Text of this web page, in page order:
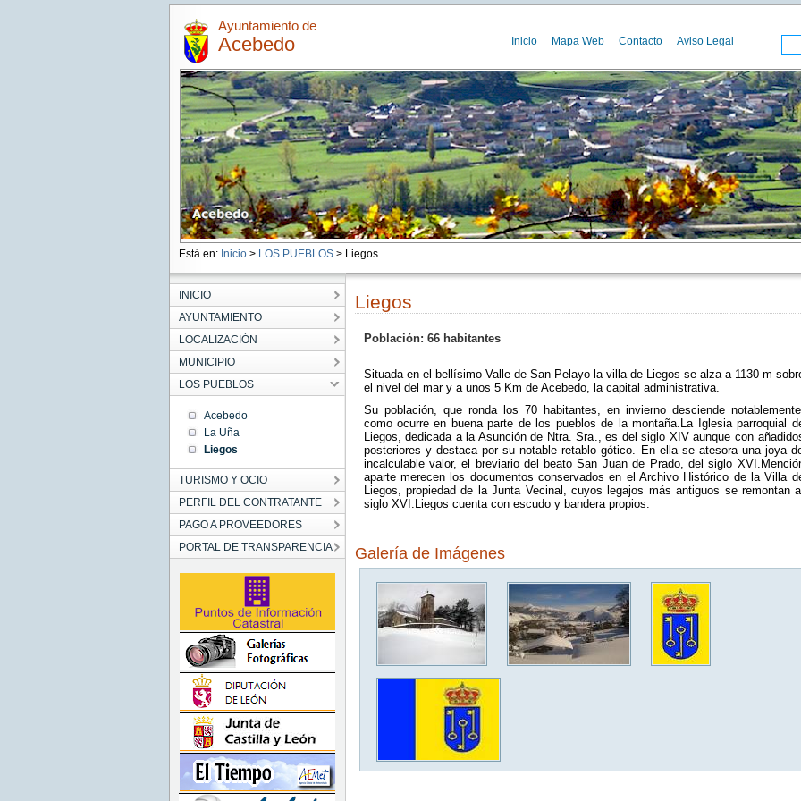
Ayuntamiento de
Acebedo Inicio Mapa Web Contacto Aviso Legal
Está en: Inicio > LOS PUEBLOS> Liegos
INICIO
AYUNTAMIENTO
LOCALIZACIÓN
MUNICIPIO
LOS PUEBLOS
Acebedo
La Uña
Liegos
TURISMO Y OCIO
PERFIL DEL CONTRATANTE
PAGO A PROVEEDORES
PORTAL DE TRANSPARENCIA
Liegos
Población: 66 habitantes
Situada en el bellísimo Valle de San Pelayo la villa de Liegos se alza a 1130 m
el nivel del mar y a unos 5 Km de Acebedo, la capital administrativa.
Su población, que ronda los 70 habitantes, en invierno desciende
como ocurre en buena parte de los pueblos de la montaña.La Iglesia parroquial
Liegos, dedicada a la Asunción de Ntra. Sra., es del siglo XIV aunque con
posteriores y destaca por su notable retablo gótico. En ella se atesora una joya
incalculable valor, el breviario del beato San Juan de Prado, del siglo
aparte merecen los documentos conservados en el Archivo Histórico de la Villa
Liegos, propiedad de la Junta Vecinal, cuyos legajos más antiguos se remontan
siglo XVI.Liegos cuenta con escudo y bandera propios.
Galería de Imágenes